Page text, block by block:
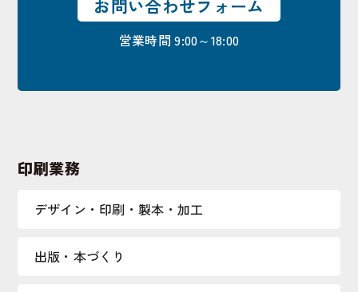
印刷業務
デザイン・印刷・製本・加工
出版・本づくり
お問い合わせフォーム
営業時間 9:00～18:00